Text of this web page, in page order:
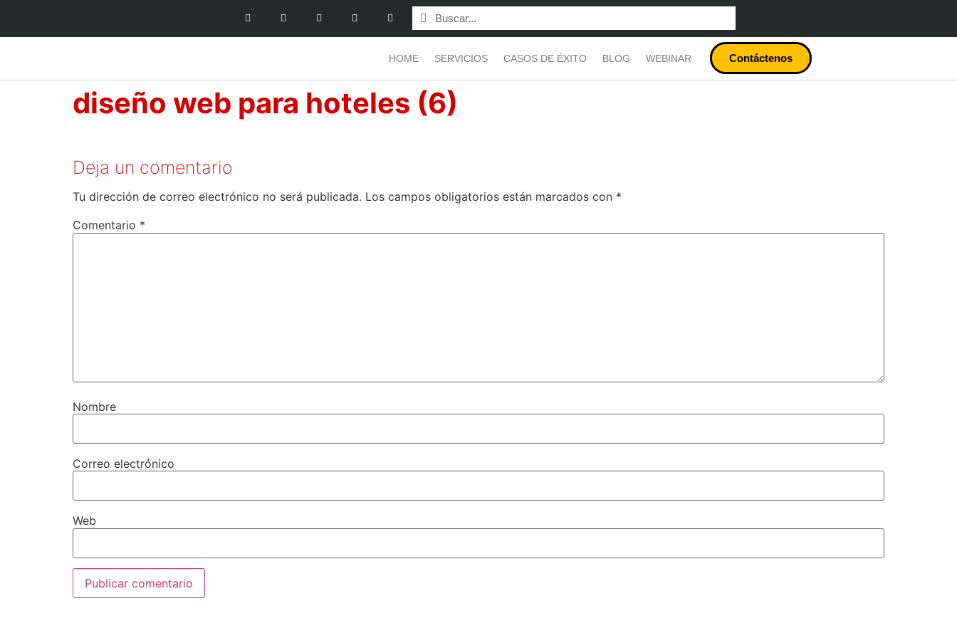
HOME SERVICIOS CASOS DE ÉXITO BLOG WEBINAR Contáctenos
diseño web para hoteles (6)
Deja un comentario
Tu dirección de correo electrónico no será publicada. Los campos obligatorios están marcados con *
Comentario *
Nombre
Correo electrónico
Web